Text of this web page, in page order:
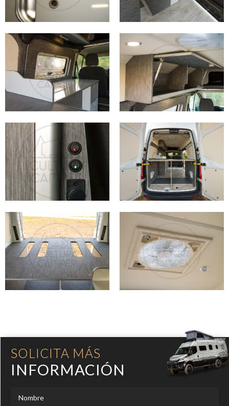
SOLICITA MÁS
INFORMACIÓN